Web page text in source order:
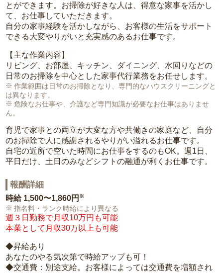
とができます。お掃除が好きな人は、得意な家事を活かし
て、お仕事していただきます。
自分の家事経験を活かしながら、お客様の生活をサポート
できる大変やりがいと充実感のあるお仕事です。
【主な作業内容】
リビング、お部屋、キッチン、ダイニング、水回りなどの
日常のお掃除を中心とした家事代行業務をお任せします。
作業範囲は日常のお掃除となり、専門的なハウスクリーニングと
は異なります。
危険なお仕事や、介護など専門知識が必要なお仕事はありませ
ん。
育児で家事との両立が大変な方や共働きの家庭など、自分
のお掃除で人に感謝されるやりがい溢れるお仕事です。
自宅の近所で空いた時間にお仕事をするのもOK。週1日、
平日だけ、土日のみなどシフトの融通が利くお仕事です。
報酬詳細
時給 1,500〜1,860円 ※
指名料・ランク時給により異なる
週３日勤務で月収10万円も可能
本業として月収30万以上も可能
◆昇給あり
あなたのやる気次第で時給アップも可！
◆交通費：別途支給。お客様によっては交通費を増額され